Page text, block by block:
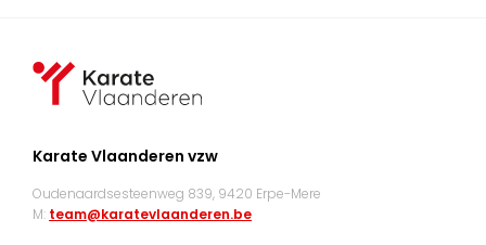
Karate Vlaanderen vzw
Oudenaardsesteenweg 839, 9420 Erpe-Mere
M: team@karatevlaanderen.be